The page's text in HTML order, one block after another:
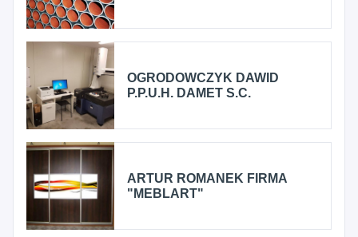
OGRODOWCZYK DAWID
P.P.U.H. DAMET S.C.
ARTUR ROMANEK FIRMA
"MEBLART"